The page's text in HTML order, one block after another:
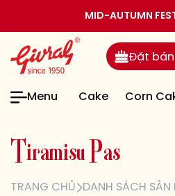
MID-AUTUMN
Đặt
Menu Cake Corn
iramisu Pas
TRANG CHỦ DANH SÁCH SẢN